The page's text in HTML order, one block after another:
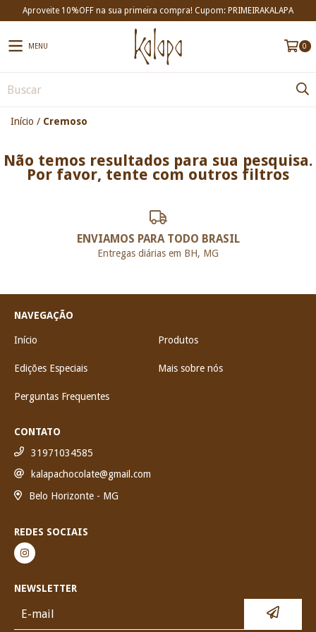
Aproveite 10%OFF na sua primeira compra! Cupom: PRIMEIRAKALAPA
MENU 0
Início / Cremoso
Não temos resultados para sua pesquisa.
Por favor, tente com outros filtros
ENVIAMOS PARA TODO BRASIL
Entregas diárias em BH, MG
NAVEGAÇÃO
Início Produtos
Edições Especiais Mais sobre nós
Perguntas Frequentes
CONTATO
31971034585
kalapachocolate@gmail.com
Belo Horizonte - MG
REDES SOCIAIS
NEWSLETTER